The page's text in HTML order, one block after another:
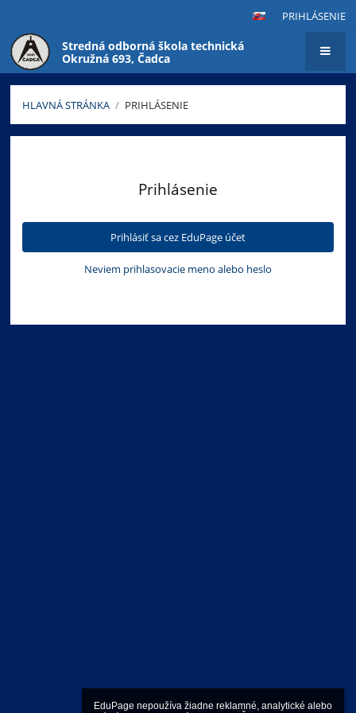
EduPage nepoužíva žiadne reklamné, analytické alebo
PRIHLÁSENIE
Stredná odborná škola technická
Okružná 693, Čadca
HLAVNÁ STRÁNKA / PRIHLÁSENIE
Prihlásenie
Prihlásenie
Prihlásiť sa cez EduPage účet
Neviem prihlasovacie meno alebo heslo